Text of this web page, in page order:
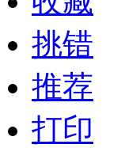
挑错
推荐
打印